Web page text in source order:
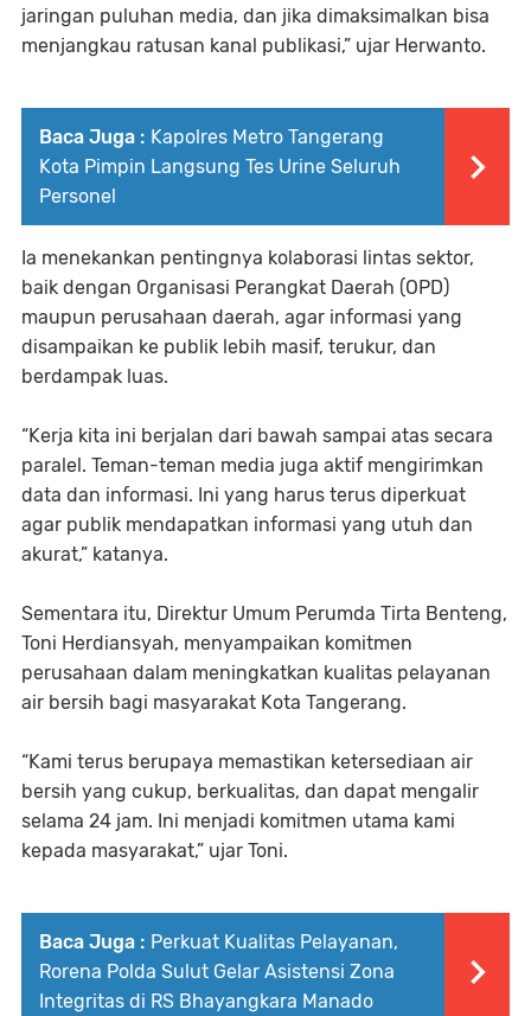
jaringan puluhan media, dan jika dimaksimalkan bisa
menjangkau ratusan kanal publikasi,” ujar Herwanto.
Baca Juga : Kapolres Metro Tangerang
Kota Pimpin Langsung Tes Urine Seluruh
Personel
Ia menekankan pentingnya kolaborasi lintas sektor,
baik dengan Organisasi Perangkat Daerah (OPD)
maupun perusahaan daerah, agar informasi yang
disampaikan ke publik lebih masif, terukur, dan
berdampak luas.
“Kerja kita ini berjalan dari bawah sampai atas secara
paralel. Teman-teman media juga aktif mengirimkan
data dan informasi. Ini yang harus terus diperkuat
agar publik mendapatkan informasi yang utuh dan
akurat,” katanya.
Sementara itu, Direktur Umum Perumda Tirta Benteng,
Toni Herdiansyah, menyampaikan komitmen
perusahaan dalam meningkatkan kualitas pelayanan
air bersih bagi masyarakat Kota Tangerang.
“Kami terus berupaya memastikan ketersediaan air
bersih yang cukup, berkualitas, dan dapat mengalir
selama 24 jam. Ini menjadi komitmen utama kami
kepada masyarakat,” ujar Toni.
Baca Juga : Perkuat Kualitas Pelayanan,
Rorena Polda Sulut Gelar Asistensi Zona
Integritas di RS Bhayangkara Manado